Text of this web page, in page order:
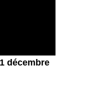
décembre